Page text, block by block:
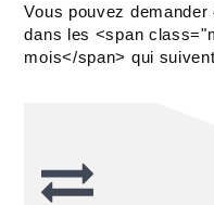
Vous pouvez
dans les <span
mois</span> qui